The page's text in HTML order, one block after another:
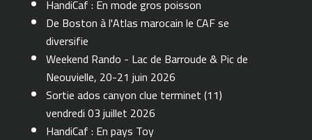
HandiCaf : En mode gros poisson
De Boston à l'Atlas marocain le CAF se
diversifie
Weekend Rando - Lac de Barroude & Pic de
Neouvielle, 20-21 juin 2026
Sortie ados canyon clue terminet (11)
vendredi 03 juillet 2026
HandiCaf : En pays Toy